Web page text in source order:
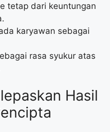
tetap dari keuntungan
karyawan sebagai
rasa syukur atas
Hasil